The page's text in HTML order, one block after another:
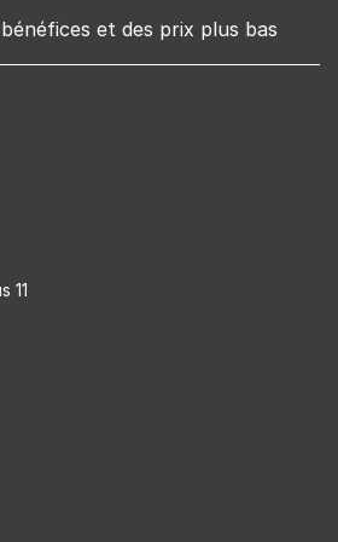
et des prix plus bas
11